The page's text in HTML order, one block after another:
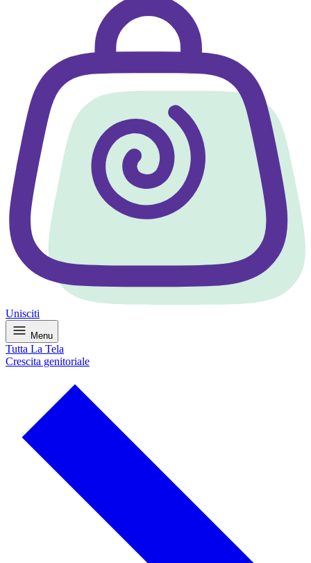
Unisciti
Menu
Tutta La Tela
Crescita genitoriale